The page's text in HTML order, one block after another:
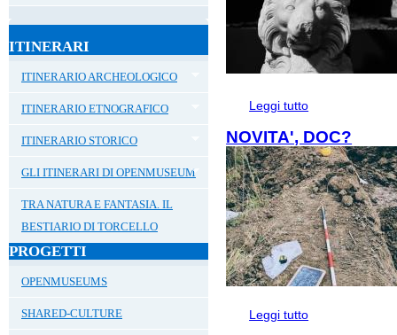
ITINERARI
ITINERARIO ARCHEOLOGICO
ITINERARIO ETNOGRAFICO
ITINERARIO STORICO
GLI ITINERARI DI OPENMUSEUM
TRA NATURA E FANTASIA. IL
BESTIARIO DI TORCELLO
PROGETTI
OPENMUSEUMS
SHARED-CULTURE
Leggi tutto
NOVITA', DOC?
Leggi tutto